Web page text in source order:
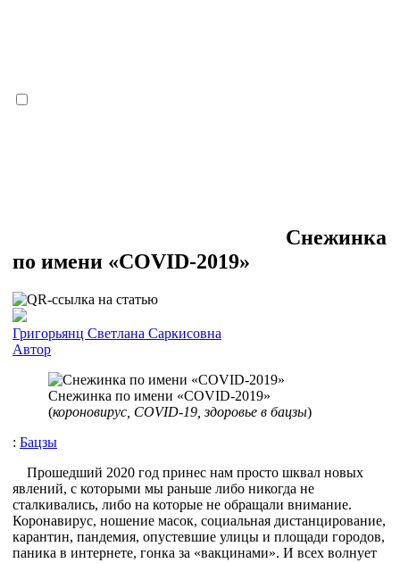
Снежинка
по имени «COVID-2019»
Григорьянц Светлана Саркисовна
Автор
Снежинка по имени «COVID-2019»
(короновирус, COVID-19, здоровье в бацзы)
: Бацзы
Прошедший 2020 год принес нам просто шквал новых
явлений, с которыми мы раньше либо никогда не
сталкивались, либо на которые не обращали внимание.
Коронавирус, ношение масок, социальная дистанцирование,
карантин, пандемия, опустевшие улицы и площади городов,
паника в интернете, гонка за «вакцинами». И всех волнует